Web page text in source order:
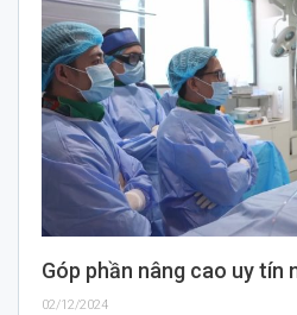
Góp phần nâng cao uy tín
02/12/2024